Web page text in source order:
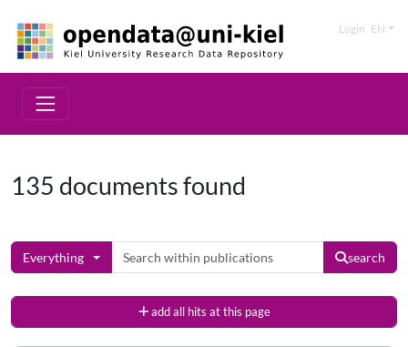
Login EN
135 documents found
Everything search
add all hits at this page